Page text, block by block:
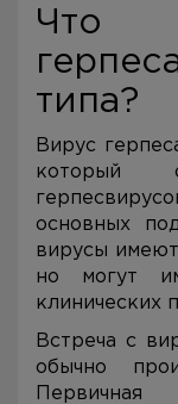
Что
типа?
Вирус
который
основных
вирусы
но могут
клинических
Встреча с
обычно